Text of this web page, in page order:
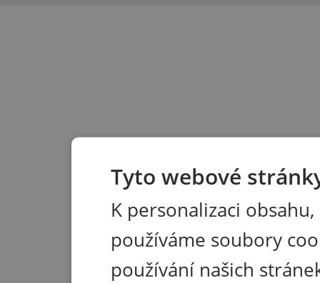
Tyto webové
K personalizaci
používáme soubory
používání našich